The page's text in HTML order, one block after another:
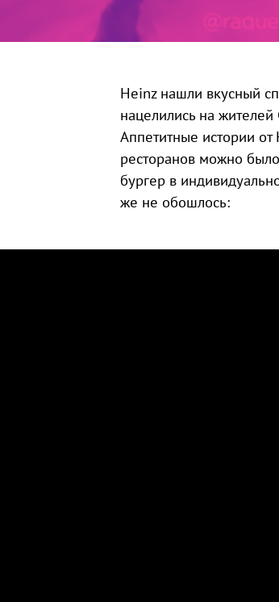
Heinz нашли вкусный
нацелились на
Аппетитные истории
ресторанов можно
бургер в
же не обошлось: